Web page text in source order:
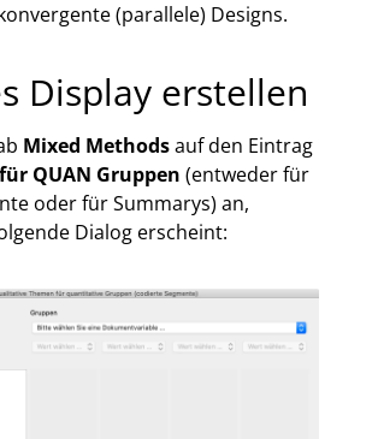
(parallele) Designs.
Display erstellen
Mixed Methodsauf den Eintrag
QUAN Gruppen (entweder für
oder für Summarys) an,
Dialog erscheint: